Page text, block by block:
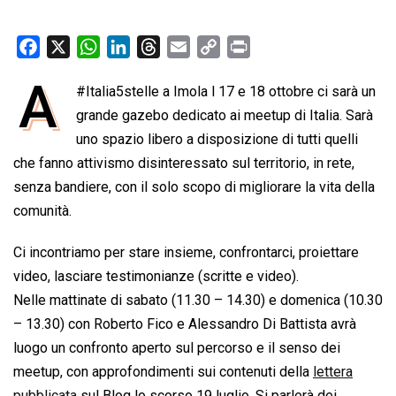
c
e
o
o
k
W
a
t
s
A
p
n
k
e
d
I
r
e
a
d
s
a
i
l
p
y
L
i
n
i
n
t
A
#Italia5stelle a Imola l 17 e 18 ottobre ci sarà un
grande gazebo dedicato ai meetup di Italia. Sarà
uno spazio libero a disposizione di tutti quelli
che fanno attivismo disinteressato sul territorio, in rete,
senza bandiere, con il solo scopo di migliorare la vita della
comunità.
Ci incontriamo per stare insieme, confrontarci, proiettare
video, lasciare testimonianze (scritte e video).
Nelle mattinate di sabato (11.30 – 14.30) e domenica (10.30
– 13.30) con Roberto Fico e Alessandro Di Battista avrà
luogo un confronto aperto sul percorso e il senso dei
meetup, con approfondimenti sui contenuti della lettera